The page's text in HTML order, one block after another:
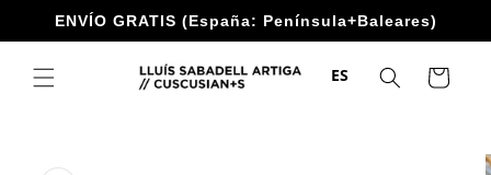
directamente
al contenido
ENVÍO GRATIS (España: Península+Baleares)
ES Carrito